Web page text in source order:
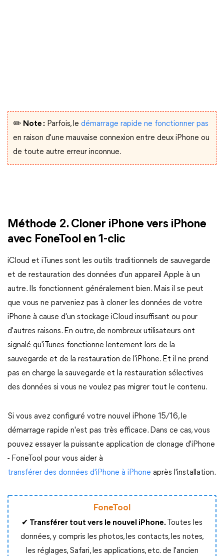
✏️ Note : Parfois, le démarrage rapide ne fonctionner pas
en raison d'une mauvaise connexion entre deux iPhone ou
de toute autre erreur inconnue.
Méthode 2. Cloner iPhone vers iPhone
avec FoneTool en 1-clic
iCloud et iTunes sont les outils traditionnels de sauvegarde
et de restauration des données d'un appareil Apple à un
autre. Ils fonctionnent généralement bien. Mais il se peut
que vous ne parveniez pas à cloner les données de votre
iPhone à cause d'un stockage iCloud insuffisant ou pour
d'autres raisons. En outre, de nombreux utilisateurs ont
signalé qu'iTunes fonctionne lentement lors de la
sauvegarde et de la restauration de l'iPhone. Et il ne prend
pas en charge la sauvegarde et la restauration sélectives
des données si vous ne voulez pas migrer tout le contenu.
Si vous avez configuré votre nouvel iPhone 15/16, le
démarrage rapide n'est pas très efficace. Dans ce cas, vous
pouvez essayer la puissante application de clonage d'iPhone
- FoneTool pour vous aider à
transférer des données d'iPhone à iPhone après l'installation.
FoneTool
✔ Transférer tout vers le nouvel iPhone. Toutes les
données, y compris les photos, les contacts, les notes,
les réglages, Safari, les applications, etc. de l'ancien